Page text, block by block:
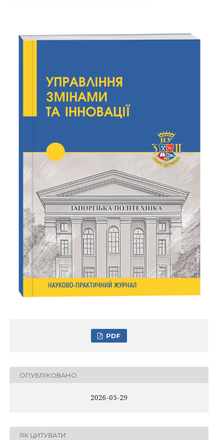
PDF
ОПУБЛІКОВАНО
2026-05-29
ЯК ЦИТУВАТИ